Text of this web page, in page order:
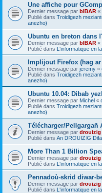
Une affiche pour
Dernier message par bIBAR «
Publié dans Troidigezh
anezho)
Ubuntu en breton dans
Dernier message par bIBAR «
Publié dans L'informatique en
Implijout Firefox (hag
Dernier message par jeremy «
Publié dans Troidigezh
anezho)
Ubuntu 10.04: Dibab
Dernier message par Michel «
Publié dans Troidigezh
anezho)
Télécharger/Pellgargañ
Dernier message par drouizig
Publié dans An DROUIZIG
More Than 1 Billion
Dernier message par drouizig
Publié dans L'informatique en
Pennadoù-skrid diwar-
Dernier message par drouizig
Publié dans L'informatique en